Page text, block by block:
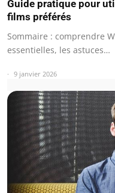
Guide pratique pour
films préférés
Sommaire : comprendre
essentielles, les astuces…
9 janvier 2026